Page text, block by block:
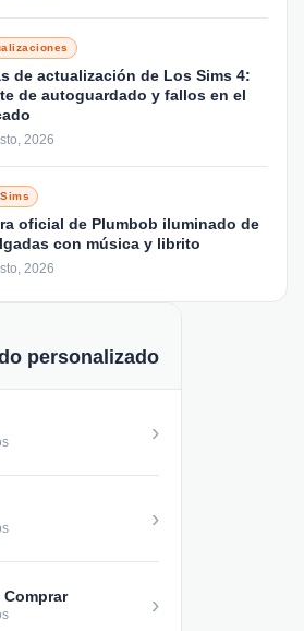
de actualización de Los Sims 4:
de autoguardado y fallos en el
2026
oficial de Plumbob iluminado de
con música y librito
2026
personalizado
›
›
›